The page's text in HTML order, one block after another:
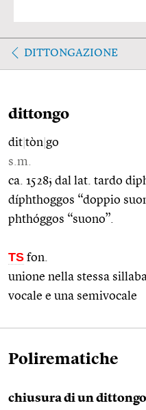
DITTONGAZIONE
dittongo
dit tòn go
s.m.
ca. 1528; dal lat. tardo
díphthoggos “doppio
phthóggos “suono”.
TS fon.
unione nella stessa
vocale e una semivocale
Polirematiche
chiusura di un dittongo